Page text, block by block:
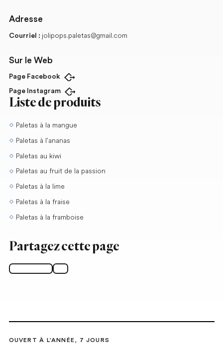
Adresse
Courriel : jolipops.paletas@gmail.com
Sur le Web
Page FacebookOuvrir dans un nouvel onglet
Page InstagramOuvrir dans un nouvel onglet
Liste de produits
Paletas à la mangue
Paletas à l'ananas
Paletas au kiwi
Paletas au fruit de la passion
Paletas à la lime
Paletas à la fraise
Paletas à la framboise
Partagez cette page
Facebook X
OUVERT À L'ANNÉE, 7 JOURS